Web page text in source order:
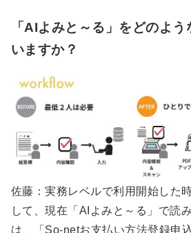
「AIよみと～る」をどのよ
いますか？
佐藤：実務レベルで利用開始した
して、現在「AIよみと～る」で読
は、「So-netお支払い方法登録申